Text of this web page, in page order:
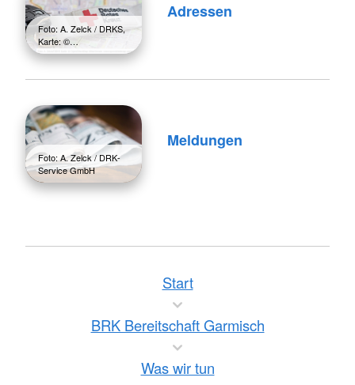
Foto: A. Zelck / DRKS,
Karte: ©…
Adressen
Foto: A. Zelck / DRK-
Service GmbH
Meldungen
Start
BRK Bereitschaft Garmisch
Was wir tun